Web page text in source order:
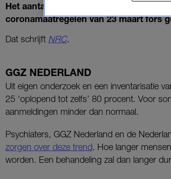
Het aantal nieuwe aanmeldingen van
coronamaatregelen van 23 maart fors
Dat schrijft NRC.
GGZ NEDERLAND
Uit eigen onderzoek en een inventarisatie
25 ‘oplopend tot zelfs’ 80 procent. Voor
aanmeldingen minder dan normaal.
Psychiaters, GGZ Nederland en de
zorgen over deze trend. Hoe langer
worden. Een behandeling zal dan langer